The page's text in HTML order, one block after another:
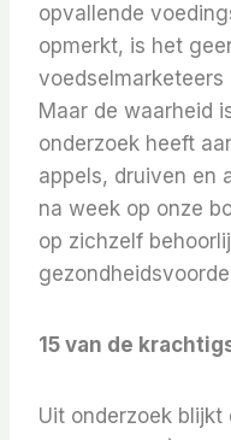
opvallende
opmerkt, is het
voedselmarketeers
Maar de waarheid
onderzoek heeft
appels, druiven en
na week op onze
op zichzelf
15 van de
Uit onderzoek